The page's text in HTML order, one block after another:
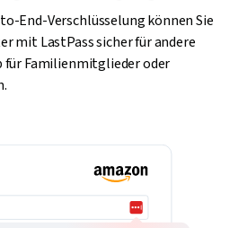
End-Verschlüsselung können Sie
mit LastPass sicher für andere
für Familienmitglieder oder